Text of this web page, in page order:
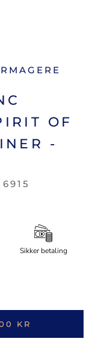
OF
-
Sikker betaling
KR